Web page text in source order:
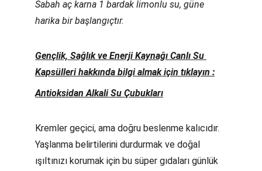
Sabah aç karna 1 bardak limonlu su, güne
harika bir başlangıçtır.
Gençlik, Sağlık ve Enerji Kaynağı Canlı Su
Kapsülleri hakkında bilgi almak için tıklayın :
Antioksidan Alkali Su Çubukları
Kremler geçici, ama doğru beslenme kalıcıdır.
Yaşlanma belirtilerini durdurmak ve doğal
ışıltınızı korumak için bu süper gıdaları günlük